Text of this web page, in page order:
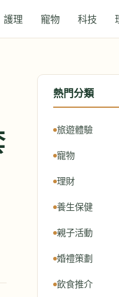
護理 寵物 科技
熱門分類
旅遊體驗
寵物
理財
養生保健
親子活動
婚禮策劃
飲食推介